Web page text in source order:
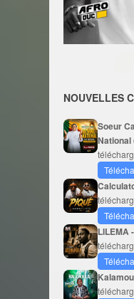
NOUVELLES
Soeur
National
LILEMA